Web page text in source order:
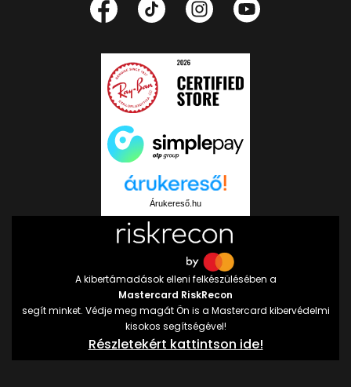
Árukereső.hu
A kibertámadások elleni felkészülésében a
Mastercard RiskRecon
segít minket. Védje meg magát Ön is a Mastercard kibervédelmi
kisokos segítségével!
Részletekért kattintson ide!